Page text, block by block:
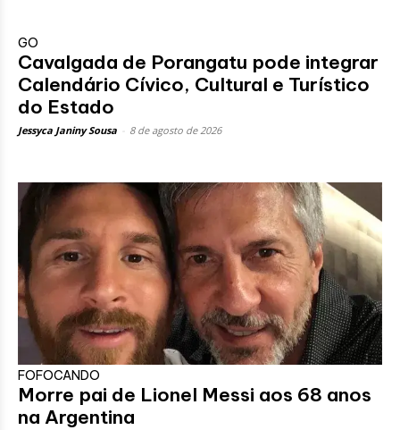
GO
Cavalgada de Porangatu pode integrar
Calendário Cívico, Cultural e Turístico
do Estado
Jessyca Janiny Sousa 8 de agosto de 2026
FOFOCANDO
Morre pai de Lionel Messi aos 68 anos
na Argentina